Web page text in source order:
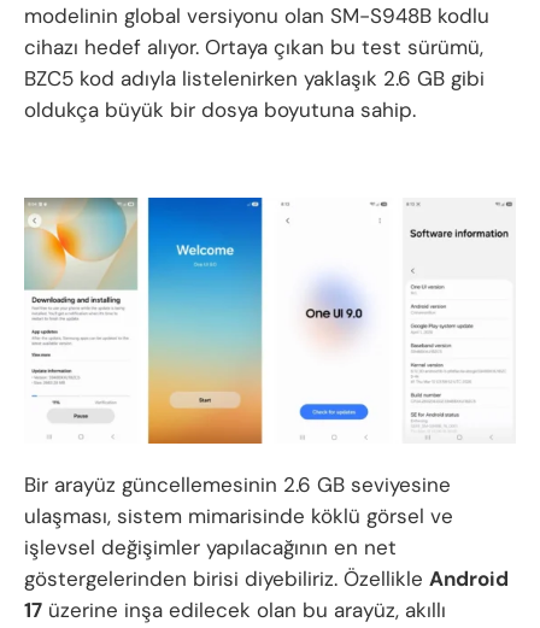
modelinin global versiyonu olan SM-S948B kodlu
cihazı hedef alıyor. Ortaya çıkan bu test sürümü,
BZC5 kod adıyla listelenirken yaklaşık 2.6 GB gibi
oldukça büyük bir dosya boyutuna sahip.
Bir arayüz güncellemesinin 2.6 GB seviyesine
ulaşması, sistem mimarisinde köklü görsel ve
işlevsel değişimler yapılacağının en net
göstergelerinden birisi diyebiliriz. Özellikle Android
17 üzerine inşa edilecek olan bu arayüz, akıllı